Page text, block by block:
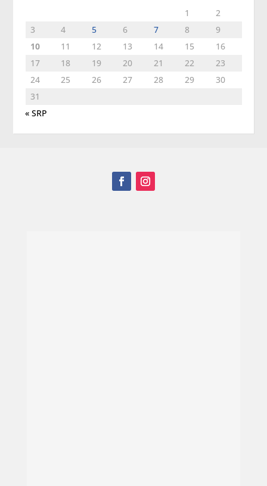
1
2
3
4 5 6 7 8
9
10
11 12 13 14 15
16
17
18 19 20 21 22
23
24
25 26 27 28 29
30
31
« SRP